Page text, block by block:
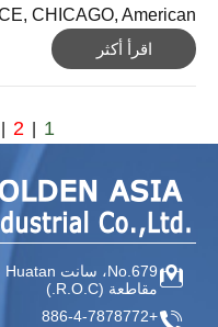
CHICAGO, American
اقرأ أكثر
1
2
No.679، سانت Zhongqiao، Huatan تايوان
مقاطعة (R.O.C.)
+886-4-7878772